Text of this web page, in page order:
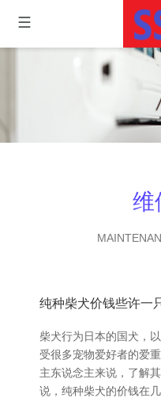
维
纯种柴犬价钱些许一
柴犬行为日本的国犬，
受很多宠物爱好者的爱
主东说念主来说，了解
说，纯种柴犬的价钱在